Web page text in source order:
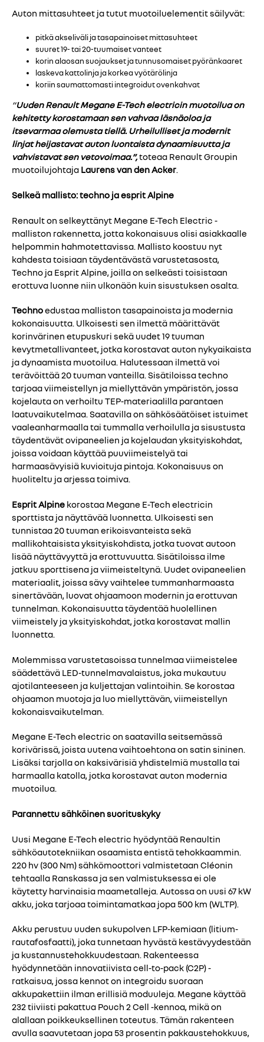
Auton mittasuhteet ja tutut muotoiluelementit säilyvät:
pitkä akseliväli ja tasapainoiset mittasuhteet
suuret 19- tai 20-tuumaiset vanteet
korin alaosan suojaukset ja tunnusomaiset pyöränkaaret
laskeva kattolinja ja korkea vyötärölinja
koriin saumattomasti integroidut ovenkahvat
”Uuden Renault Megane E-Tech electricin muotoilua on
kehitetty korostamaan sen vahvaa läsnäoloa ja
itsevarmaa olemusta tiellä. Urheilulliset ja modernit
linjat heijastavat auton luontaista dynaamisuutta ja
vahvistavat sen vetovoimaa.”,toteaa Renault Groupin
muotoilujohtaja Laurens van den Acker.
Selkeä mallisto: techno ja esprit Alpine
Renault on selkeyttänyt Megane E-Tech Electric -
malliston rakennetta, jotta kokonaisuus olisi asiakkaalle
helpommin hahmotettavissa. Mallisto koostuu nyt
kahdesta toisiaan täydentävästä varustetasosta,
Techno ja Esprit Alpine, joilla on selkeästi toisistaan
erottuva luonne niin ulkonäön kuin sisustuksen osalta.
Technoedustaa malliston tasapainoista ja modernia
kokonaisuutta. Ulkoisesti sen ilmettä määrittävät
korinvärinen etupuskuri sekä uudet 19 tuuman
kevytmetallivanteet, jotka korostavat auton nykyaikaista
ja dynaamista muotoilua. Halutessaan ilmettä voi
terävöittää 20 tuuman vanteilla. Sisätiloissa techno
tarjoaa viimeistellyn ja miellyttävän ympäristön, jossa
kojelauta on verhoiltu TEP-materiaalilla parantaen
laatuvaikutelmaa. Saatavilla on sähkösäätöiset istuimet
vaaleanharmaalla tai tummalla verhoilulla ja sisustusta
täydentävät ovipaneelien ja kojelaudan yksityiskohdat,
joissa voidaan käyttää puuviimeistelyä tai
harmaasävyisiä kuvioituja pintoja. Kokonaisuus on
huoliteltu ja arjessa toimiva.
Esprit Alpine korostaa Megane E-Tech electricin
sporttista ja näyttävää luonnetta. Ulkoisesti sen
tunnistaa 20 tuuman erikoisvanteista sekä
mallikohtaisista yksityiskohdista, jotka tuovat autoon
lisää näyttävyyttä ja erottuvuutta. Sisätiloissa ilme
jatkuu sporttisena ja viimeisteltynä. Uudet ovipaneelien
materiaalit, joissa sävy vaihtelee tummanharmaasta
sinertävään, luovat ohjaamoon modernin ja erottuvan
tunnelman. Kokonaisuutta täydentää huolellinen
viimeistely ja yksityiskohdat, jotka korostavat mallin
luonnetta.
Molemmissa varustetasoissa tunnelmaa viimeistelee
säädettävä LED-tunnelmavalaistus, joka mukautuu
ajotilanteeseen ja kuljettajan valintoihin. Se korostaa
ohjaamon muotoja ja luo miellyttävän, viimeistellyn
kokonaisvaikutelman.
Megane E-Tech electric on saatavilla seitsemässä
korivärissä, joista uutena vaihtoehtona on satin sininen.
Lisäksi tarjolla on kaksivärisiä yhdistelmiä mustalla tai
harmaalla katolla, jotka korostavat auton modernia
muotoilua.
Parannettu sähköinen suorituskyky
Uusi Megane E-Tech electric hyödyntää Renaultin
sähköautotekniikan osaamista entistä tehokkaammin.
220 hv (300 Nm) sähkömoottori valmistetaan Cléonin
tehtaalla Ranskassa ja sen valmistuksessa ei ole
käytetty harvinaisia maametalleja. Autossa on uusi 67 kW
akku, joka tarjoaa toimintamatkaa jopa 500 km (WLTP).
Akku perustuu uuden sukupolven LFP-kemiaan (litium-
rautafosfaatti), joka tunnetaan hyvästä kestävyydestään
ja kustannustehokkuudestaan. Rakenteessa
hyödynnetään innovatiivista cell-to-pack (C2P) -
ratkaisua, jossa kennot on integroidu suoraan
akkupakettiin ilman erillisiä moduuleja. Megane käyttää
232 tiiviisti pakattua Pouch 2 Cell -kennoa, mikä on
alallaan poikkeuksellinen toteutus. Tämän rakenteen
avulla saavutetaan jopa 53 prosentin pakkaustehokkuus,